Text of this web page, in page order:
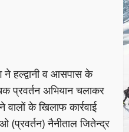
ने हल्द्वानी व आसपास के
प्रवर्तन अभियान चलाकर
वालों के खिलाफ कार्रवाई
नैनीताल जितेन्द्र